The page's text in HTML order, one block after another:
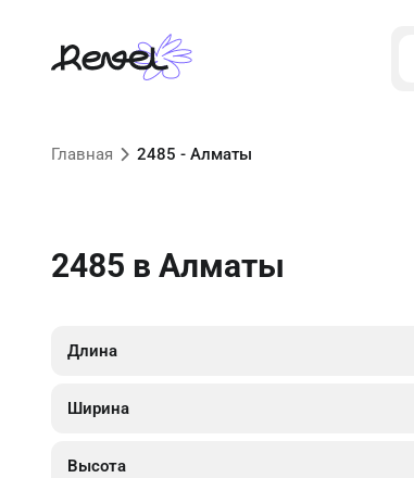
Главная 2485 - Алматы
2485 в Алматы
Длина
Ширина
Высота